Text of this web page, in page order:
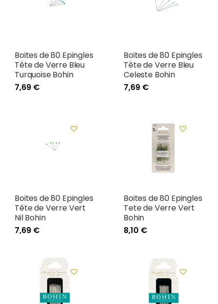
Boites de 80 Epingles
Tête de Verre Bleu
Turquoise Bohin
7,69 €
Boites de 80 Epingles
Tête de Verre Bleu
Celeste Bohin
7,69 €
Boites de 80 Epingles
Tête de Verre Vert
Nil Bohin
7,69 €
Boites de 80 Epingles
Tete de Verre Vert
Bohin
8,10 €